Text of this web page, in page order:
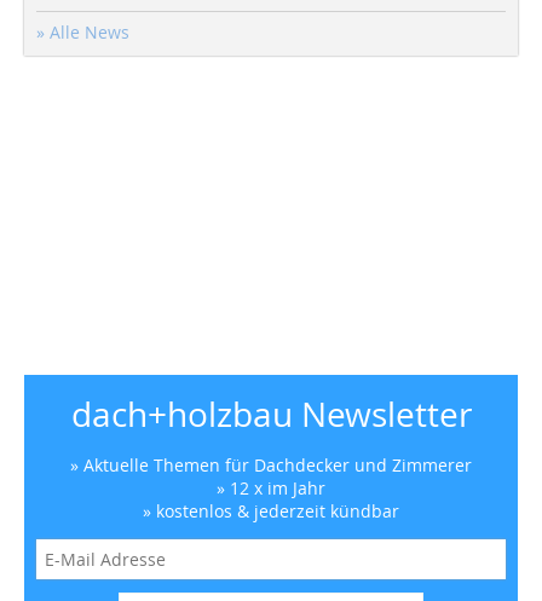
» Alle News
dach+holzbau Newsletter
» Aktuelle Themen für Dachdecker und Zimmerer
» 12 x im Jahr
» kostenlos & jederzeit kündbar